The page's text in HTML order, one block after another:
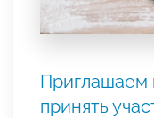
Приглашаем
принять